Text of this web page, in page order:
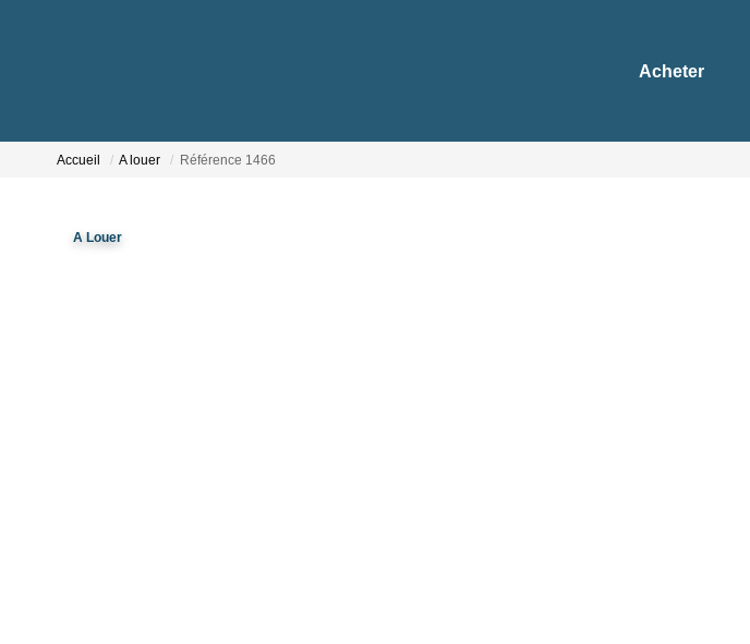
Acheter
Accueil A louer Référence 1466
A Louer